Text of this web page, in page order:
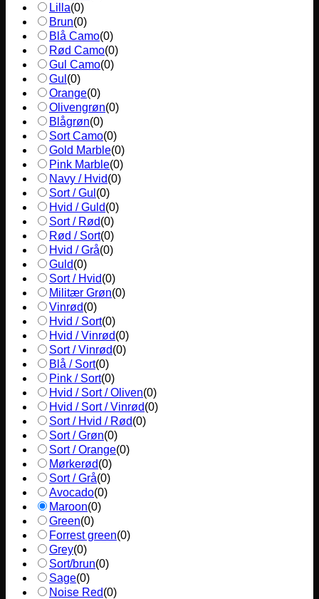
Lilla(0)
Brun(0)
Blå Camo(0)
Rød Camo(0)
Gul Camo(0)
Gul (0)
Orange(0)
Olivengrøn(0)
Blågrøn(0)
Sort Camo(0)
Gold Marble(0)
Pink Marble(0)
Navy / Hvid(0)
Sort / Gul (0)
Hvid / Guld(0)
Sort / Rød(0)
Rød / Sort(0)
Hvid / Grå(0)
Guld(0)
Sort / Hvid(0)
Militær Grøn(0)
Vinrød(0)
Hvid / Sort(0)
Hvid / Vinrød(0)
Sort / Vinrød(0)
Blå / Sort(0)
Pink / Sort(0)
Hvid / Sort / Oliven(0)
Hvid / Sort / Vinrød(0)
Sort / Hvid / Rød(0)
Sort / Grøn(0)
Sort / Orange(0)
Mørkerød(0)
Sort / Grå(0)
Avocado(0)
Maroon(0)
Green(0)
Forrest green(0)
Grey(0)
Sort/brun(0)
Sage(0)
Noise Red(0)